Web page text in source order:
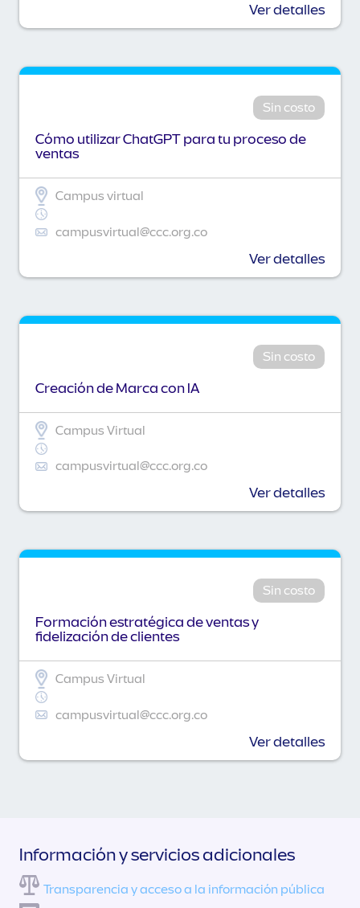
Ver detalles
Sin costo
Cómo utilizar ChatGPT para tu proceso de
ventas
Campus virtual
campusvirtual@ccc.org.co
Ver detalles
Sin costo
Creación de Marca con IA
Campus Virtual
campusvirtual@ccc.org.co
Ver detalles
Sin costo
Formación estratégica de ventas y
fidelización de clientes
Campus Virtual
campusvirtual@ccc.org.co
Ver detalles
Información y servicios adicionales
Transparencia y acceso a la información pública